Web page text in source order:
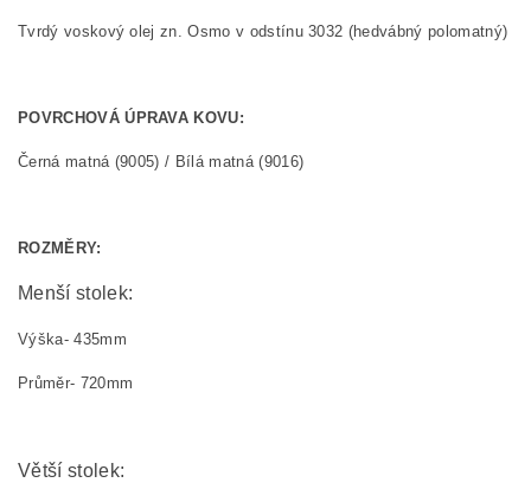
Tvrdý voskový olej zn. Osmo v odstínu 3032 (hedvábný polomatný)
POVRCHOVÁ ÚPRAVA KOVU:
Černá matná (9005) / Bílá matná (9016)
ROZMĚRY:
Menší stolek:
Výška- 435mm
Průměr- 720mm
Větší stolek: